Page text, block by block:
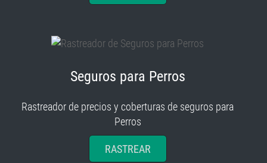
Seguros para Perros
Rastreador de precios y coberturas de seguros para
Perros
RASTREAR